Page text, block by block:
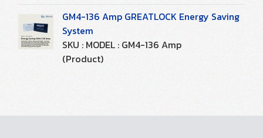
GM4-136 Amp GREATLOCK Energy Saving
System
SKU : MODEL : GM4-136 Amp
(Product)